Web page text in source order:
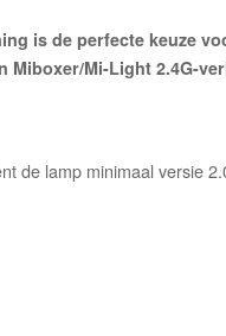
is de perfecte keuze
Miboxer/Mi-Light 2.4G-
de lamp minimaal versie